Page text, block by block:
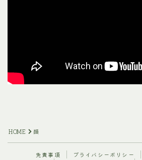
HOME 顔
免責事項 プライバシーポリシー